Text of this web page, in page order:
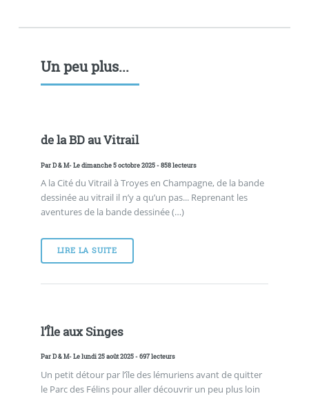
Un peu plus...
de la BD au Vitrail
ParD & M- Le dimanche 5 octobre 2025 - 858 lecteurs
A la Cité du Vitrail à Troyes en Champagne, de la bande
dessinée au vitrail il n’y a qu’un pas... Reprenant les
aventures de la bande dessinée (…)
LIRE LA SUITE
l’Île aux Singes
ParD & M- Le lundi 25 août 2025 - 697 lecteurs
Un petit détour par l’île des lémuriens avant de quitter
le Parc des Félins pour aller découvrir un peu plus loin